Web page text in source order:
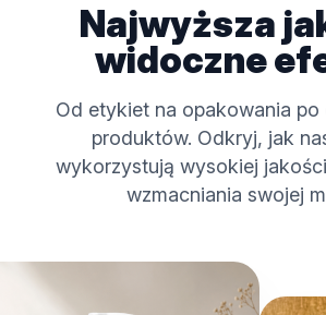
Najwyższa
widoczne
Od etykiet na opakowania po
produktów. Odkryj, jak
wykorzystują wysokiej
wzmacniania swojej